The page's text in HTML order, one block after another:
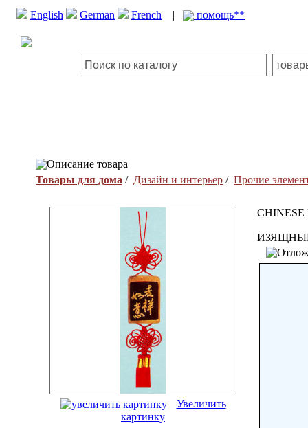
English German French | помощь**
Описание товара
Товары для дома / Дизайн и интерьер / Прочие
Увеличить
картинку